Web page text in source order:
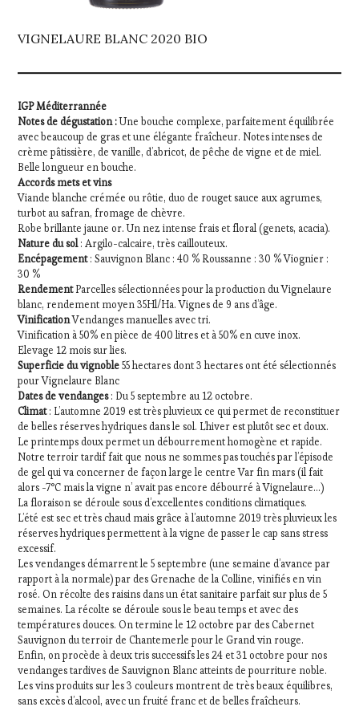
VIGNELAURE BLANC 2020 BIO
IGP Méditerrannée
Notes de dégustation :Une bouche complexe, parfaitement équilibrée
avec beaucoup de gras et une élégante fraîcheur. Notes intenses de
crème pâtissière, de vanille, d’abricot, de pêche de vigne et de miel.
Belle longueur en bouche.
Accords mets et vins
Viande blanche crémée ou rôtie, duo de rouget sauce aux agrumes,
turbot au safran, fromage de chèvre.
Robe brillante jaune or. Un nez intense frais et floral (genets, acacia).
Nature du sol: Argilo-calcaire, très caillouteux.
Encépagement: Sauvignon Blanc : 40 % Roussanne : 30 % Viognier :
30 %
RendementParcelles sélectionnées pour la production du Vignelaure
blanc, rendement moyen 35Hl/Ha. Vignes de 9 ans d’âge.
VinificationVendanges manuelles avec tri.
Vinification à 50% en pièce de 400 litres et à 50% en cuve inox.
Elevage 12 mois sur lies.
Superficie du vignoble55 hectares dont 3 hectares ont été sélectionnés
pour Vignelaure Blanc
Dates de vendanges: Du 5 septembre au 12 octobre.
Climat: L’automne 2019 est très pluvieux ce qui permet de reconstituer
de belles réserves hydriques dans le sol. L’hiver est plutôt sec et doux.
Le printemps doux permet un débourrement homogène et rapide.
Notre terroir tardif fait que nous ne sommes pas touchés par l’épisode
de gel qui va concerner de façon large le centre Var fin mars (il fait
alors -7°C mais la vigne n’ avait pas encore débourré à Vignelaure…)
La floraison se déroule sous d’excellentes conditions climatiques.
L’été est sec et très chaud mais grâce à l’automne 2019 très pluvieux les
réserves hydriques permettent à la vigne de passer le cap sans stress
excessif.
Les vendanges démarrent le 5 septembre (une semaine d’avance par
rapport à la normale) par des Grenache de la Colline, vinifiés en vin
rosé. On récolte des raisins dans un état sanitaire parfait sur plus de 5
semaines. La récolte se déroule sous le beau temps et avec des
températures douces. On termine le 12 octobre par des Cabernet
Sauvignon du terroir de Chantemerle pour le Grand vin rouge.
Enfin, on procède à deux tris successifs les 24 et 31 octobre pour nos
vendanges tardives de Sauvignon Blanc atteints de pourriture noble.
Les vins produits sur les 3 couleurs montrent de très beaux équilibres,
sans excès d’alcool, avec un fruité franc et de belles fraîcheurs.